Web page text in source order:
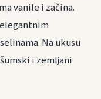
vanile i začina.
Na ukusu
i zemljani